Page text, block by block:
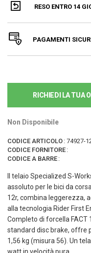
RESO ENTRO 14
PAGAMENTI
RICHIEDI LA TUA
Non Disponibile
CODICE ARTICOLO : 74927-
CODICE FORNITORE :
CODICE A BARRE :
Il telaio Specialized S-
assoluto per le bici da
12r, combina leggerezza,
alla tecnologia Rider First
Completo di forcella FACT
standard disc brake, offre
1,56 kg (misura 56). Un